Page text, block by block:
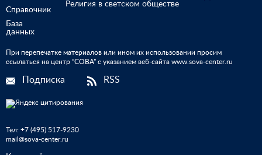
Справочник
База
данных
Религия в светском обществе
При перепечатке материалов или ином их использовании просим
ссылаться на центр “СОВА” с указанием веб-сайта www.sova-center.ru
Подписка RSS
Тел: +7 (495) 517-9230
mail@sova-center.ru